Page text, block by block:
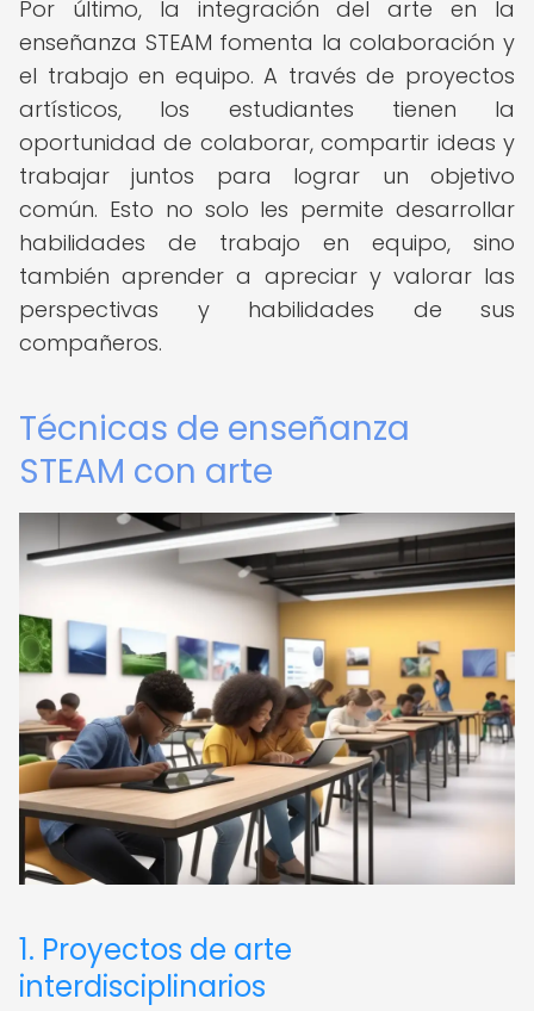
Por último, la integración del arte en la
enseñanza STEAM fomenta la colaboración y
el trabajo en equipo. A través de proyectos
artísticos, los estudiantes tienen la
oportunidad de colaborar, compartir ideas y
trabajar juntos para lograr un objetivo
común. Esto no solo les permite desarrollar
habilidades de trabajo en equipo, sino
también aprender a apreciar y valorar las
perspectivas y habilidades de sus
compañeros.
Técnicas de enseñanza
STEAM con arte
1. Proyectos de arte
interdisciplinarios